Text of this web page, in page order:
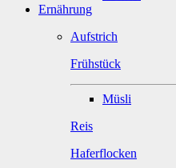
Ernährung
Aufstrich
Frühstück
Müsli
Reis
Haferflocken